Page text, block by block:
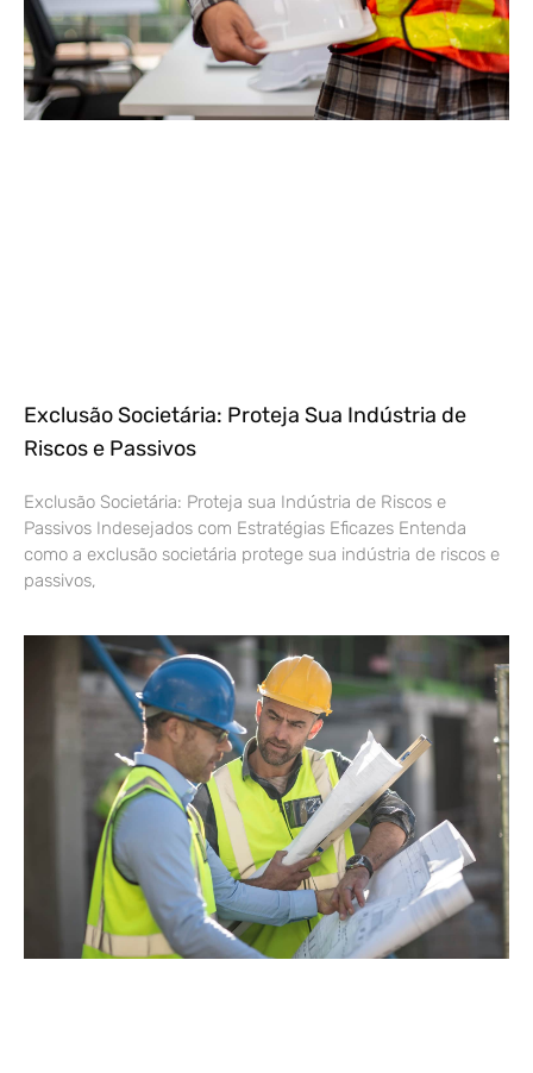
Exclusão Societária: Proteja Sua Indústria de
Riscos e Passivos
Exclusão Societária: Proteja sua Indústria de Riscos e
Passivos Indesejados com Estratégias Eficazes Entenda
como a exclusão societária protege sua indústria de riscos e
passivos,